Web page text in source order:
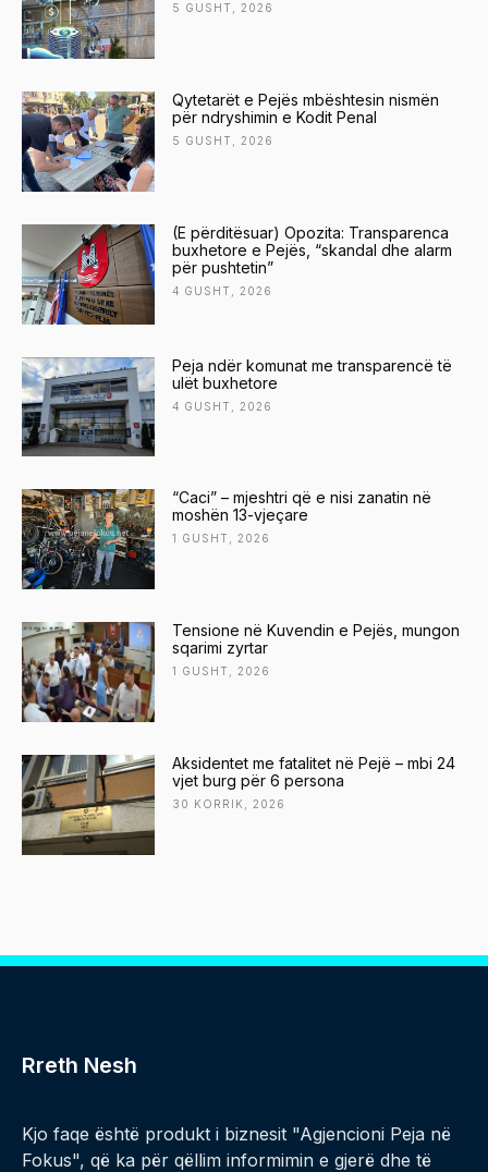
5 GUSHT, 2026
Qytetarët e Pejës mbështesin nismën
për ndryshimin e Kodit Penal
5 GUSHT, 2026
(E përditësuar) Opozita: Transparenca
buxhetore e Pejës, “skandal dhe alarm
për pushtetin”
4 GUSHT, 2026
Peja ndër komunat me transparencë të
ulët buxhetore
4 GUSHT, 2026
“Caci” – mjeshtri që e nisi zanatin në
moshën 13-vjeçare
1 GUSHT, 2026
Tensione në Kuvendin e Pejës, mungon
sqarimi zyrtar
1 GUSHT, 2026
Aksidentet me fatalitet në Pejë – mbi 24
vjet burg për 6 persona
30 KORRIK, 2026
Rreth Nesh
Kjo faqe është produkt i biznesit "Agjencioni Peja në
Fokus", që ka për qëllim informimin e gjerë dhe të